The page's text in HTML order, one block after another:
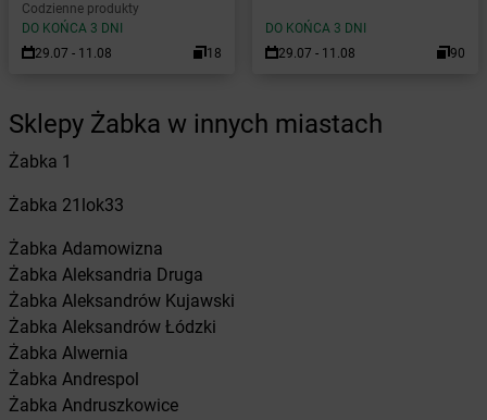
Codzienne produkty
DO KOŃCA 3 DNI
29.07 - 11.08
18
DO KOŃCA 3 DNI
29.07 - 11.08
90
Sklepy Żabka w innych miastach
Żabka 1
Żabka 21lok33
Żabka Adamowizna
Żabka Aleksandria Druga
Żabka Aleksandrów Kujawski
Żabka Aleksandrów Łódzki
Żabka Alwernia
Żabka Andrespol
Żabka Andruszkowice